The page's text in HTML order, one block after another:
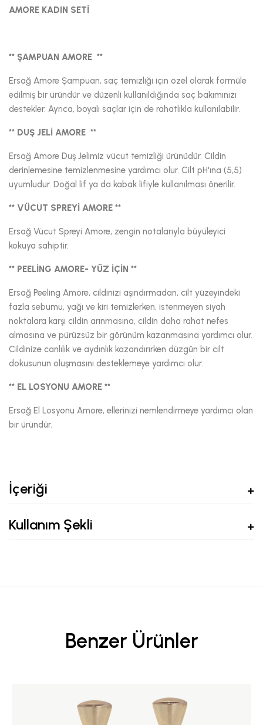
AMORE KADIN SETİ
** ŞAMPUAN AMORE **
Ersağ Amore Şampuan, saç temizliği için özel olarak formüle
edilmiş bir üründür ve düzenli kullanıldığında saç bakımınızı
destekler. Ayrıca, boyalı saçlar için de rahatlıkla kullanılabilir.
** DUŞ JELİ AMORE **
Ersağ Amore Duş Jelimiz vücut temizliği ürünüdür. Cildin
derinlemesine temizlenmesine yardımcı olur. Cilt pH'ına (5,5)
uyumludur. Doğal lif ya da kabak lifiyle kullanılması önerilir.
** VÜCUT SPREYİ AMORE **
Ersağ Vücut Spreyi Amore, zengin notalarıyla büyüleyici
kokuya sahiptir.
** PEELİNG AMORE- YÜZ İÇİN **
Ersağ Peeling Amore, cildinizi aşındırmadan, cilt yüzeyindeki
fazla sebumu, yağı ve kiri temizlerken, istenmeyen siyah
noktalara karşı cildin arınmasına, cildin daha rahat nefes
almasına ve pürüzsüz bir görünüm kazanmasına yardımcı olur.
Cildinize canlılık ve aydınlık kazandırırken düzgün bir cilt
dokusunun oluşmasını desteklemeye yardımcı olur.
** EL LOSYONU AMORE **
Ersağ El Losyonu Amore, ellerinizi nemlendirmeye yardımcı olan
bir üründür.
İçeriği
Kullanım Şekli
Benzer Ürünler